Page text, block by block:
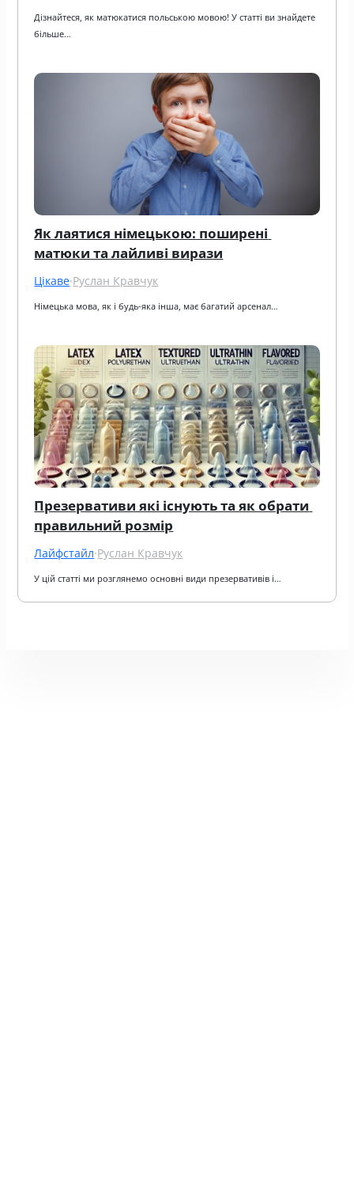
Дізнайтеся, як матюкатися польською мовою! У статті ви знайдете
більше…
Як лаятися німецькою: поширені
матюки та лайливі вирази
Цікаве·Руслан Кравчук
Німецька мова, як і будь-яка інша, має багатий арсенал…
Презервативи які існують та як обрати
правильний розмір
Лайфстайл·Руслан Кравчук
У цій статті ми розглянемо основні види презервативів і…